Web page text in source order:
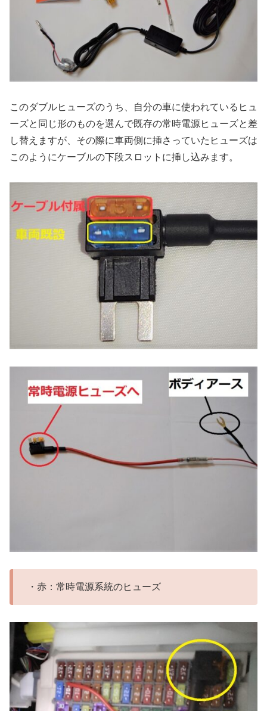
このダブルヒューズのうち、自分の車に使われているヒュ
ーズと同じ形のものを選んで既存の常時電源ヒューズと差
し替えますが、その際に車両側に挿さっていたヒューズは
このようにケーブルの下段スロットに挿し込みます。
・赤：常時電源系統のヒューズ